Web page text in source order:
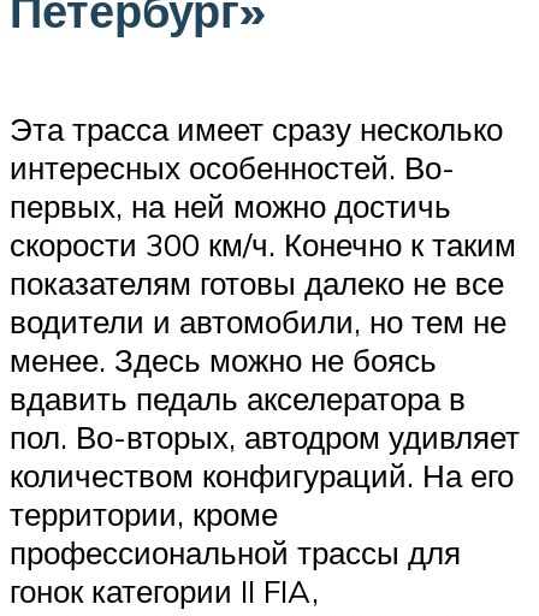
Эта трасса имеет сразу несколько
интересных особенностей. Во-
первых, на ней можно достичь
скорости 300 км/ч. Конечно к таким
показателям готовы далеко не все
водители и автомобили, но тем не
менее. Здесь можно не боясь
вдавить педаль акселератора в
пол. Во-вторых, автодром удивляет
количеством конфигураций. На его
территории, кроме
профессиональной трассы для
гонок категории II FIA,